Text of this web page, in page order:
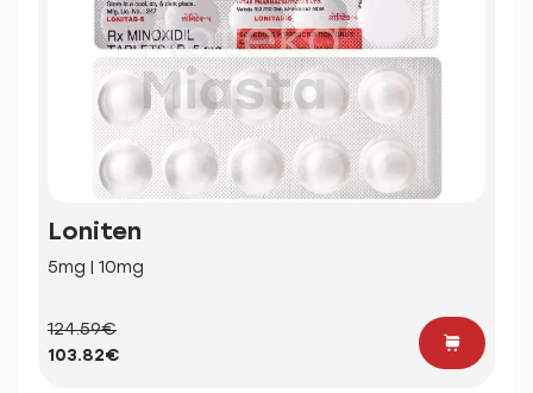
Loniten
5mg | 10mg
124.59€
103.82€